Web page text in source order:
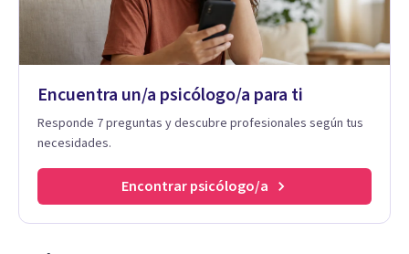
Encuentra un/a psicólogo/a para ti
Responde 7 preguntas y descubre profesionales según tus
necesidades.
Encontrar psicólogo/a